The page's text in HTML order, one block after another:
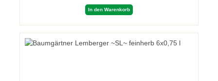
In den Warenkorb